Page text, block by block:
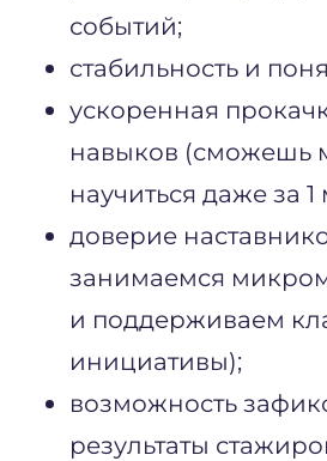
событий;
стабильность и
ускоренная
навыков (сможешь
научиться даже за 1
доверие
занимаемся
и поддерживаем
инициативы);
возможность
результаты